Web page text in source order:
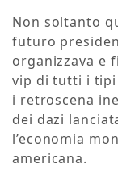
Non soltanto
futuro
organizzava e
vip di tutti i tipi
i retroscena
dei dazi
l’economia
americana.